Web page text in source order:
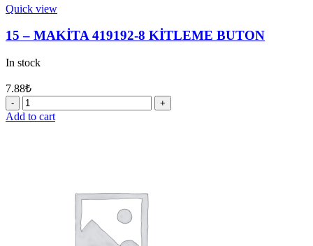
Quick view
15 – MAKİTA 419192-8 KİTLEME BUTON
In stock
7.88₺
15
-
Add to cart